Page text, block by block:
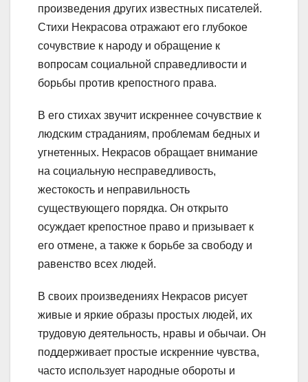
произведения других известных писателей.
Стихи Некрасова отражают его глубокое
сочувствие к народу и обращение к
вопросам социальной справедливости и
борьбы против крепостного права.
В его стихах звучит искреннее сочувствие к
людским страданиям, проблемам бедных и
угнетенных. Некрасов обращает внимание
на социальную несправедливость,
жестокость и неправильность
существующего порядка. Он открыто
осуждает крепостное право и призывает к
его отмене, а также к борьбе за свободу и
равенство всех людей.
В своих произведениях Некрасов рисует
живые и яркие образы простых людей, их
трудовую деятельность, нравы и обычаи. Он
поддерживает простые искренние чувства,
часто использует народные обороты и